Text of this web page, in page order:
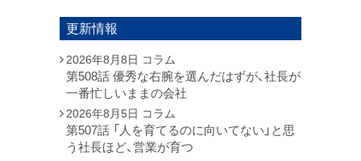
更新情報
2026年8月8日 コラム
第508話 優秀な右腕を選んだはずが、社長が
一番忙しいままの会社
2026年8月5日 コラム
第507話 「人を育てるのに向いてない」と思
う社長ほど、営業が育つ